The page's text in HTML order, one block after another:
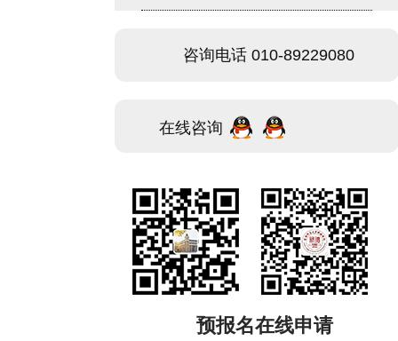
咨询电话 010-89229080
在线咨询
预报名在线申请